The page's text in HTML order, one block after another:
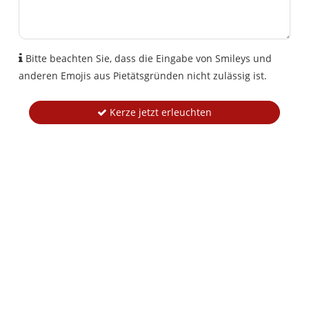
Bitte beachten Sie, dass die Eingabe von Smileys und
anderen Emojis aus Pietätsgründen nicht zulässig ist.
Kerze jetzt erleuchten